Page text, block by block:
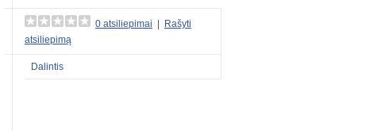
0 atsiliepimai
Rašyti
atsiliepimą
Dalintis